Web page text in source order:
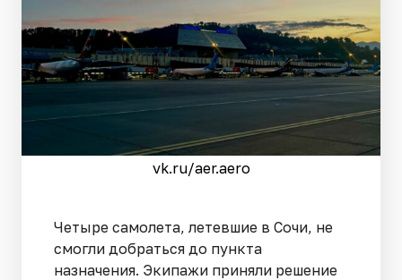
vk.ru/aer.aero
Четыре самолета, летевшие в Сочи, не
смогли добраться до пункта
назначения. Экипажи приняли решение